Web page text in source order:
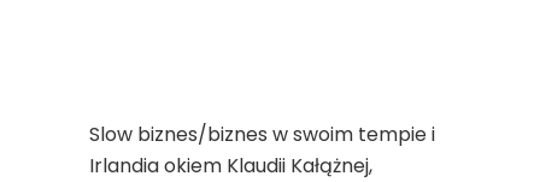
Slow biznes/biznes w swoim tempie i
Irlandia okiem Klaudii Kałążnej,